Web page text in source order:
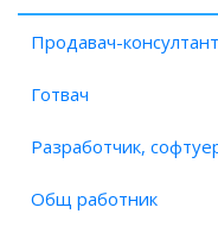
Продавач-консултант
Готвач
Разработчик,
Общ работник